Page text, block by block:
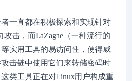
一直都在积极探索和实现针对
攻击，而LaZagne（一种流行的
实用工具的易访问性，使得威
击链中使用它们来转储密码时
类工具正在对Linux用户构成重